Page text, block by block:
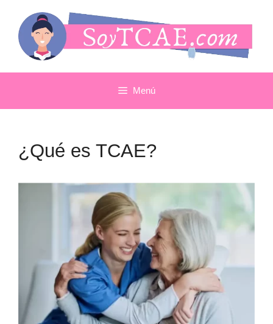
contenido
Menú
¿Qué es TCAE?